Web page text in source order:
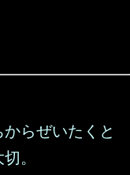
らぜいたくと
。